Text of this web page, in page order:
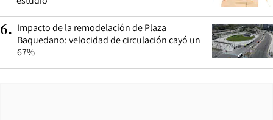
6. Impacto de la remodelación de Plaza
Baquedano: velocidad de circulación cayó un
67%